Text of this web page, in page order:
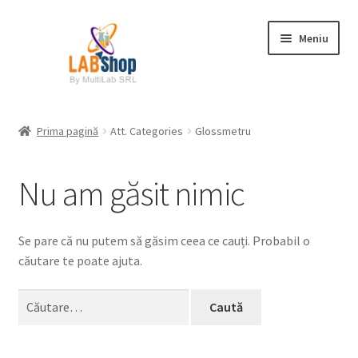
Meniu
Coș
Plată
Prima pagină Att. Categories Glossmetru
Nu am găsit nimic
Se pare că nu putem să găsim ceea ce cauți. Probabil o
căutare te poate ajuta.